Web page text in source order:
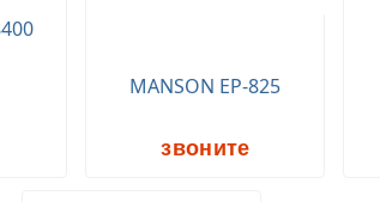
MANSON EP-825
звоните